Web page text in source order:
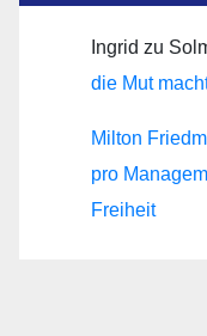
Ingrid zu
die Mut
Milton
pro
Freiheit